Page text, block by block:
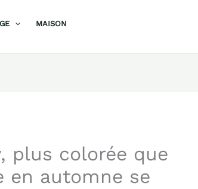
MAISON
plus colorée que
en automne se